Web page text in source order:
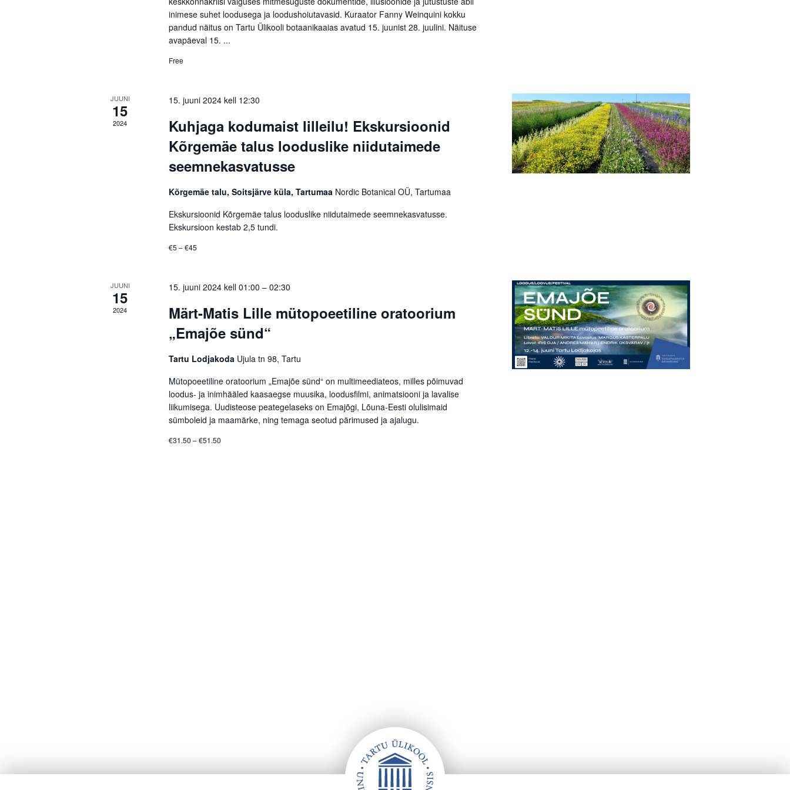
inimese suhet loodusega ja loodushoiutavasid. Kuraator Fanny Weinquini kokku
pandud näitus on Tartu Ülikooli botaanikaaias avatud 15. juunist 28. juulini. Näituse
avapäeval 15. ...
Free
JUUNI
15
2024
15. juuni 2024 kell 12:30
Kuhjaga kodumaist lilleilu! Ekskursioonid
Kõrgemäe talus looduslike niidutaimede
seemnekasvatusse
Kõrgemäe talu, Soitsjärve küla, Tartumaa Nordic Botanical OÜ, Tartumaa
Ekskursioonid Kõrgemäe talus looduslike niidutaimede seemnekasvatusse.
Ekskursioon kestab 2,5 tundi.
€5 – €45
JUUNI
15
2024
15. juuni 2024 kell 01:00 – 02:30
Märt-Matis Lille mütopoeetiline oratoorium
„Emajõe sünd“
Tartu Lodjakoda Ujula tn 98, Tartu
Mütopoeetiline oratoorium „Emajõe sünd“ on multimeediateos, milles põimuvad
loodus- ja inimhääled kaasaegse muusika, loodusfilmi, animatsiooni ja lavalise
liikumisega. Uudisteose peategelaseks on Emajõgi, Lõuna-Eesti olulisimaid
sümboleid ja maamärke, ning temaga seotud pärimused ja ajalugu.
€31.50 – €51.50